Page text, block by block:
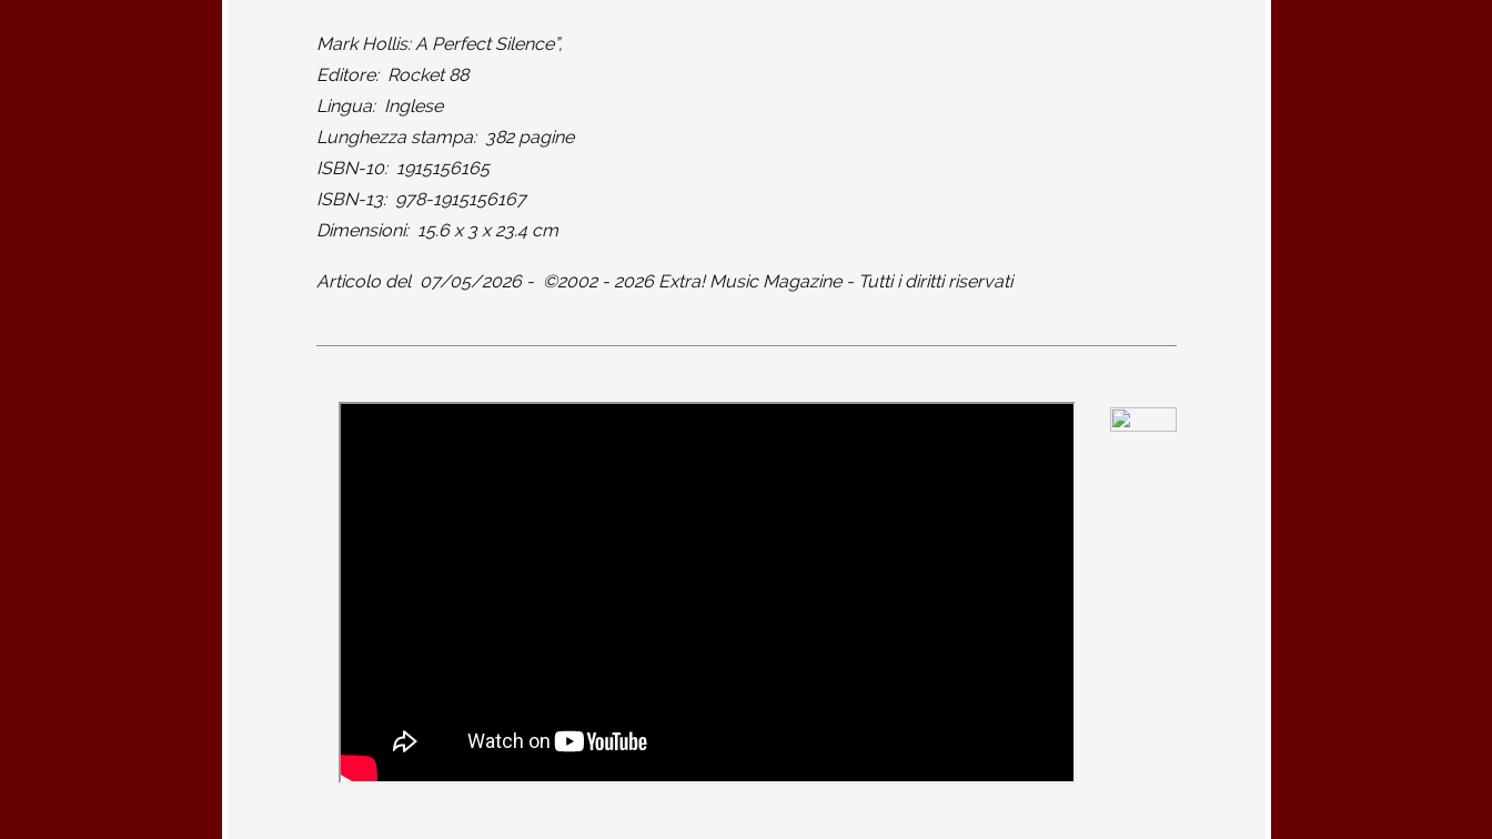
Mark Hollis: A Perfect Silence”,
Editore: ‎ Rocket 88
Lingua: ‎ Inglese
Lunghezza stampa: ‎ 382 pagine
ISBN-10: ‎ 1915156165
ISBN-13: ‎ 978-1915156167
Dimensioni: ‎ 15.6 x 3 x 23.4 cm
Articolo del 07/05/2026- ©2002 - 2026 Extra! Music Magazine - Tutti i diritti riservati